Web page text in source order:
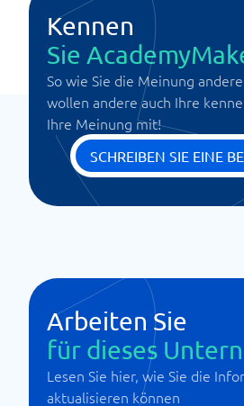
Kennen
Sie
So wie Sie die Meinung
wollen andere auch Ihre
Ihre Meinung mit!
SCHREIBEN SIE EINE
Arbeiten Sie
für dieses
Lesen Sie hier, wie Sie die
aktualisieren können